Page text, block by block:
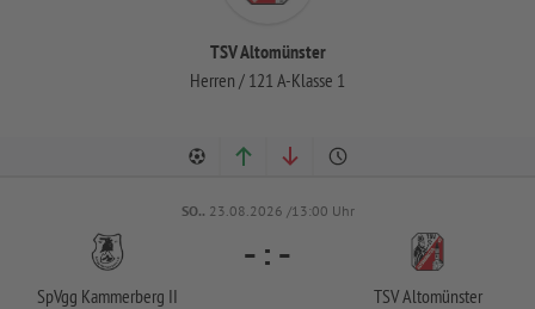
TSV Altomünster
Herren / 121 A-Klasse 1
SO.. 23.08.2026 /13:00 Uhr
SpVgg Kammerberg II
- : -
TSV Altomünster